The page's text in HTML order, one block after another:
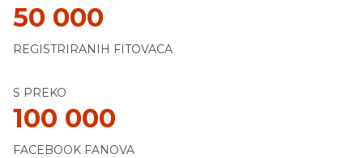
50 000
REGISTRIRANIH FITOVACA
S PREKO
100 000
FACEBOOK FANOVA